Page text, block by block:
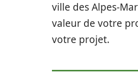
ville des Alpes-
valeur de votre
votre projet.